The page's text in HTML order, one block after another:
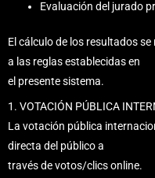
Evaluación del jurado
El cálculo de los resultados
a las reglas establecidas en
el presente sistema.
1. VOTACIÓN PÚBLICA
La votación pública
directa del público a
través de votos/clics online.